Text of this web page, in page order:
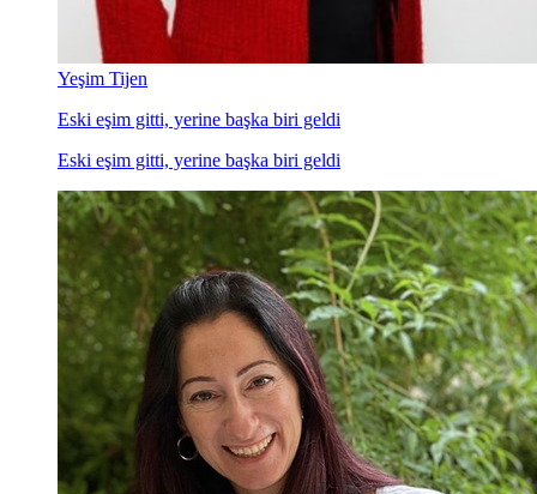
Yeşim Tijen
Eski eşim gitti, yerine başka biri geldi
Eski eşim gitti, yerine başka biri geldi